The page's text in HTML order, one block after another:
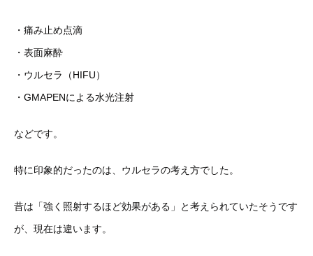
・痛み止め点滴
・表面麻酔
・ウルセラ（HIFU）
・GMAPENによる水光注射
などです。
特に印象的だったのは、ウルセラの考え方でした。
昔は「強く照射するほど効果がある」
と考えられていたそうです
が、現在は違います。